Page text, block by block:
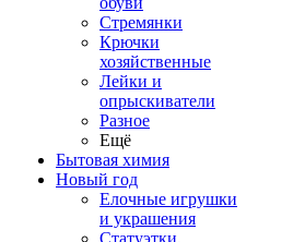
Стремянки
Крючки
хозяйственные
Лейки и
опрыскиватели
Разное
Ещё
Бытовая химия
Новый год
Елочные игрушки
и украшения
Статуэтки,